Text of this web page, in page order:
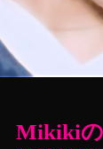
Mikikiの